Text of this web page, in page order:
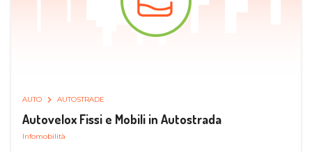
AUTO AUTOSTRADE
Autovelox Fissi e Mobili in Autostrada
Infomobilità